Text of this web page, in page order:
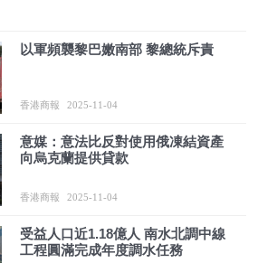
以軍頻襲黎巴嫩南部 黎總統斥責
香港商報 2025-11-04
意媒：意法比反對使用俄凍結資產
向烏克蘭提供貸款
香港商報 2025-11-04
受益人口近1.18億人 南水北調中線
工程圓滿完成年度調水任務